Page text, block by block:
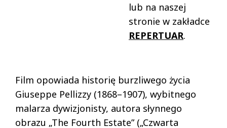
lub na naszej
stronie w zakładce
REPERTUAR.
Film opowiada historię burzliwego życia
Giuseppe Pellizzy (1868–1907), wybitnego
malarza dywizjonisty, autora słynnego
obrazu „The Fourth Estate” („Czwarta